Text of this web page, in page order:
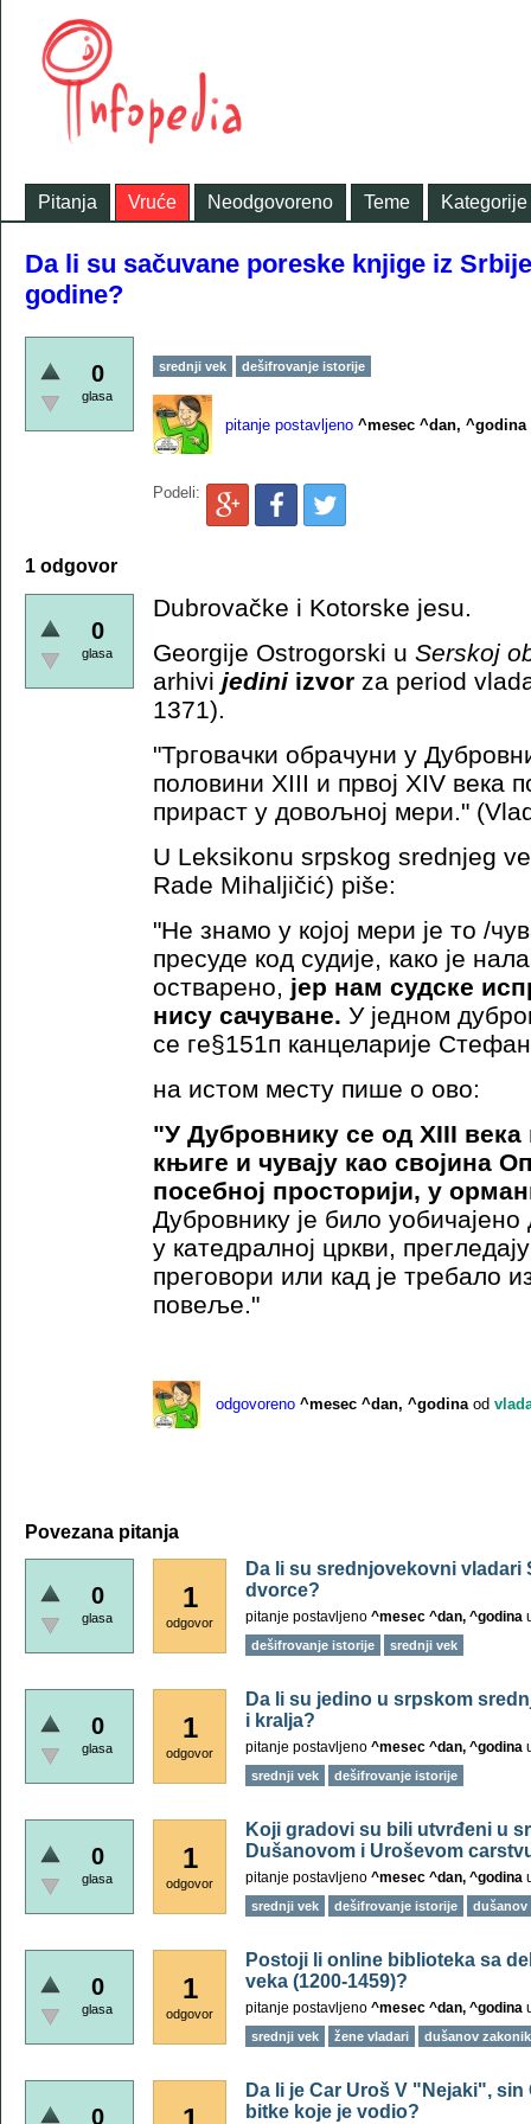
Pitanja Vruće Neodgovoreno Teme Kategorije
Da li su sačuvane poreske knjige iz
godine?
0
glasa
srednji vek dešifrovanje istorije
pitanje postavljeno ^mesec ^dan, ^godina
Podeli:
1 odgovor
0
glasa
Dubrovačke i Kotorske jesu.
Georgije Ostrogorski u Serskoj
arhivi jedini izvor za period
1371).
"Трговачки обрачуни у
половини XIII и првој XIV века
прираст у довољној мери."
U Leksikonu srpskog srednjeg
Rade Mihaljičić) piše:
"Не знамо у којој мери је то /
пресуде код судије, како је
остварено, јер нам судске
нису сачуване. У једном
се ге§151п канцеларије
на истом месту пише о ово:
"У Дубровнику се од XIII века
књиге и чувају као својина
посебној просторији, у
Дубровнику је било
у катедралној цркви,
преговори или кад је требало
повеље."
odgovoreno ^mesec ^dan, ^godina od
Povezana pitanja
0
glasa
1
odgovor
Da li su srednjovekovni vladari
dvorce?
pitanje postavljeno ^mesec ^dan, ^godina
dešifrovanje istorije srednji vek
0
glasa
1
odgovor
Da li su jedino u srpskom
i kralja?
pitanje postavljeno ^mesec ^dan, ^godina
srednji vek dešifrovanje istorije
0
glasa
1
odgovor
Koji gradovi su bili utvrđeni u
Dušanovom i Uroševom
pitanje postavljeno ^mesec ^dan, ^godina
srednji vek dešifrovanje istorije dušanov
0
glasa
1
odgovor
Postoji li online biblioteka sa
veka (1200-1459)?
pitanje postavljeno ^mesec ^dan, ^godina
srednji vek žene vladari dušanov zakonik
0
Da li je Car Uroš V "Nejaki",
bitke koje je vodio?